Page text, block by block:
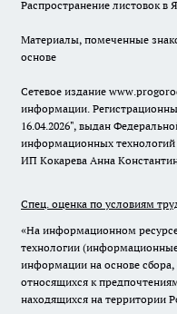
Распространение листовок в
Материалы, помеченные
основе
Сетевое издание
информации.
16.04.2026", выдан
информационных
ИП Кокарева Анна
Спец. оценка по условиям
«На информационном
технологии
информации на основе сбора,
относящихся к
находящихся на территории